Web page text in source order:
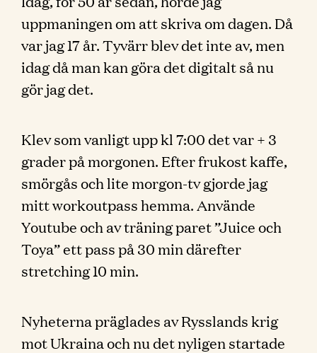
uppmaningen om att skriva om dagen. Då
var jag 17 år. Tyvärr blev det inte av, men
idag då man kan göra det digitalt så nu
gör jag det.
Klev som vanligt upp kl 7:00 det var + 3
grader på morgonen. Efter frukost kaffe,
smörgås och lite morgon-tv gjorde jag
mitt workoutpass hemma. Använde
Youtube och av träning paret ”Juice och
Toya” ett pass på 30 min därefter
stretching 10 min.
Nyheterna präglades av Rysslands krig
mot Ukraina och nu det nyligen startade